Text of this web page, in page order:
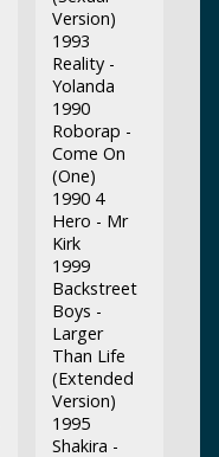
Version)
1993
Reality -
Yolanda
1990
Roborap -
Come On
(One)
1990 4
Hero - Mr
Kirk
1999
Backstreet
Boys -
Larger
Than Life
(Extended
Version)
1995
Shakira -